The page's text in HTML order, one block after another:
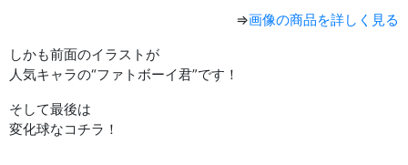
⇒画像の商品を詳しく見る
しかも前面のイラストが
人気キャラの“ファトボーイ君”です！
そして最後は
変化球なコチラ！